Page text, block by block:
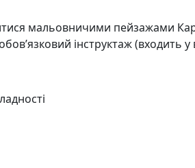
мальовничими пейзажами
інструктаж (входить у